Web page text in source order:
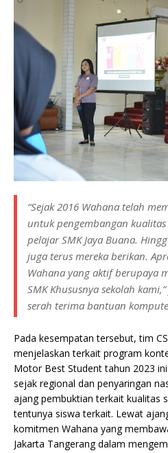
“Sejak 2016 Wahana telah
untuk pengembangan
pelajar SMK Jaya Buana.
juga terus mereka berikan.
Wahana yang aktif berupaya
SMK Khususnya sekolah
serah terima bantuan
Pada kesempatan tersebut, tim
menjelaskan terkait program
Motor Best Student tahun 2023
sejak regional dan penyaringan
ajang pembuktian terkait kualitas
tentunya siswa terkait. Lewat
komitmen Wahana yang
Jakarta Tangerang dalam